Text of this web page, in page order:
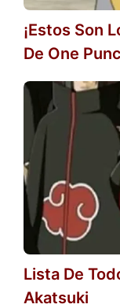
¡Estos Son
De One
Lista De
Akatsuki